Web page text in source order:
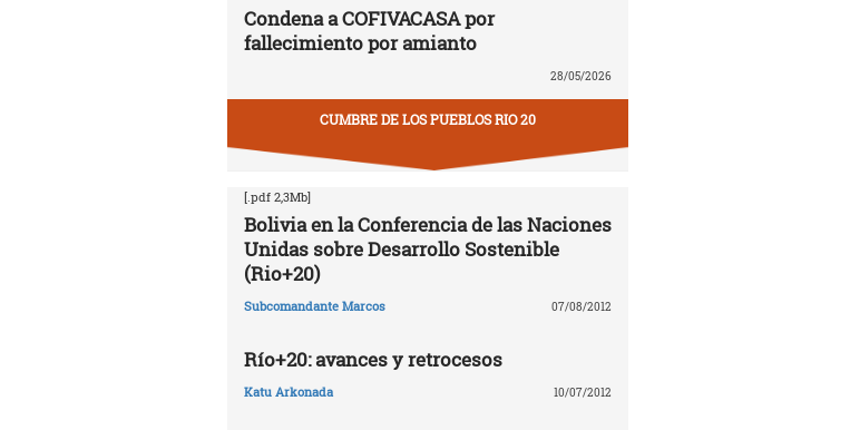
Condena a COFIVACASA por
fallecimiento por amianto
28/05/2026
CUMBRE DE LOS PUEBLOS RIO 20
[.pdf 2,3Mb]
Bolivia en la Conferencia de las Naciones
Unidas sobre Desarrollo Sostenible
(Rio+20)
Subcomandante Marcos 07/08/2012
Río+20: avances y retrocesos
Katu Arkonada 10/07/2012